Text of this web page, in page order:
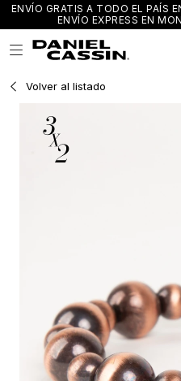
ENVÍO GRATIS A TODO EL PAÍS
ENVÍO EXPRESS EN

Volver al listado